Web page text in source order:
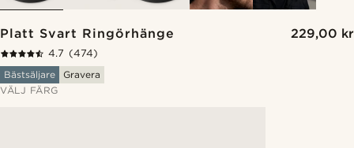
Platt Svart Ringörhänge 229,00 kr
4.7 (474)
Bästsäljare
Gravera
VÄLJ FÄRG